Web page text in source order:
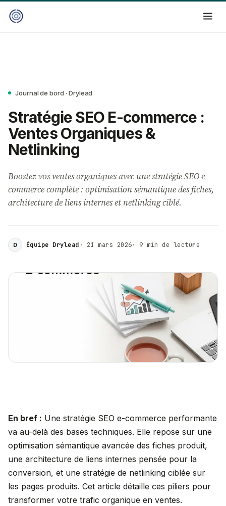
Journal de bord · Drylead
Stratégie SEO E-commerce :
Ventes Organiques &
Netlinking
Boostez vos ventes organiques avec une stratégie SEO e-
commerce complète : optimisation sémantique des fiches,
architecture de liens internes et netlinking ciblé.
D Équipe Drylead · 21 mars 2026· 9 min de lecture
En bref : Une stratégie SEO e-commerce performante
va au-delà des bases techniques. Elle repose sur une
optimisation sémantique avancée des fiches produit,
une architecture de liens internes pensée pour la
conversion, et une stratégie de netlinking ciblée sur
les pages produits. Cet article détaille ces piliers pour
transformer votre trafic organique en ventes.